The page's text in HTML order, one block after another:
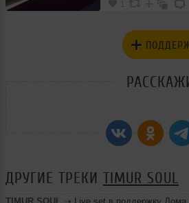
ДРУГИЕ ТРЕКИ TIMUR SOUL